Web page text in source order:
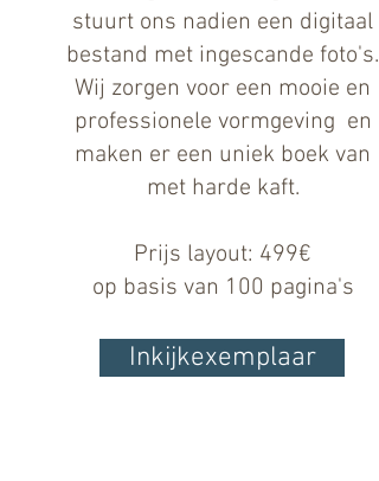
stuurt ons nadien een digitaal
bestand met ingescande foto's.
Wij zorgen voor een mooie en
professionele vormgeving en
maken er een uniek boek van
met harde kaft.
Prijs layout: 499€
op basis van 100 pagina's
Inkijkexemplaar